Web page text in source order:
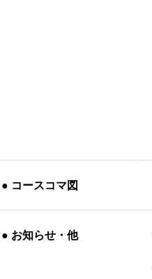
● コースコマ図
● お知らせ・他